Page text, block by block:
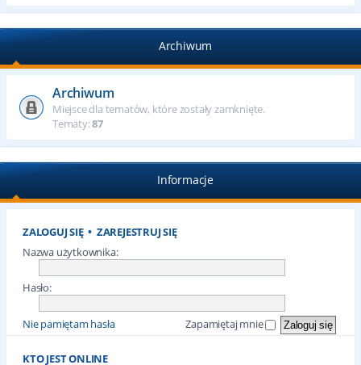
Archiwum
Archiwum
Miejsce dla tematów, które zostały zamknięte.
Tematy:87
Informacje
ZALOGUJ SIĘ• ZAREJESTRUJ SIĘ
Nazwa użytkownika:
Hasło:
Nie pamiętam hasła Zapamiętaj mnie
KTO JEST ONLINE